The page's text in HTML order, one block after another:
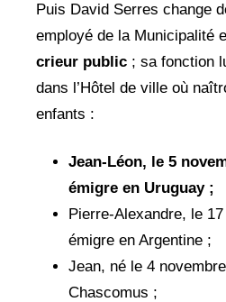
Puis David Serres change
employé de la Municipalité
crieur public ; sa fonction
dans l’Hôtel de ville où
enfants :
Jean-Léon, le 5
émigre en Uruguay ;
Pierre-Alexandre, le
émigre en Argentine ;
Jean, né le 4
Chascomus ;